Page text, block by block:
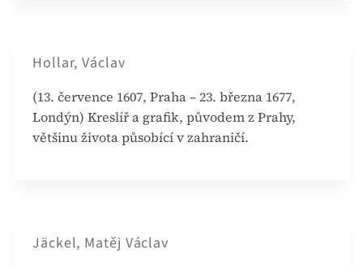
Hollar, Václav
(13. července 1607, Praha – 23. března 1677,
Londýn) Kreslíř a grafik, původem z Prahy,
většinu života působící v zahraničí.
Jäckel, Matěj Václav